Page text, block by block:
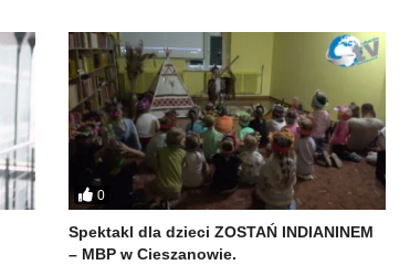
0
Spektakl dla dzieci ZOSTAŃ INDIANINEM
– MBP w Cieszanowie.